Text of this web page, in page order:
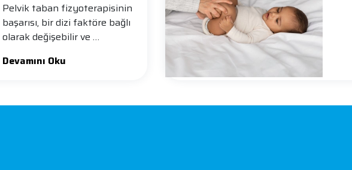
Pelvik taban fizyoterapisinin
başarısı, bir dizi faktöre bağlı
olarak değişebilir ve …
Devamını Oku